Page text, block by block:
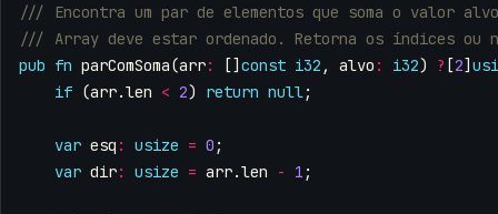
pub fn parComSoma(arr: [] const i32 , alvo : i32) ? [2]
if (arr.len < 2) return null;
var esq : usize = 0 ;
var dir: usize = arr.len - 1 ;